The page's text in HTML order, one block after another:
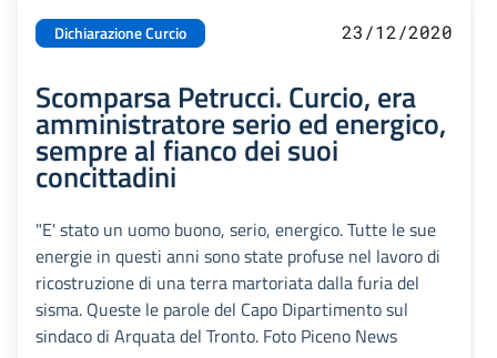
Dichiarazione Curcio 23/12/2020
Scomparsa Petrucci. Curcio, era
amministratore serio ed energico,
sempre al fianco dei suoi
concittadini
"E' stato un uomo buono, serio, energico. Tutte le sue
energie in questi anni sono state profuse nel lavoro di
ricostruzione di una terra martoriata dalla furia del
sisma. Queste le parole del Capo Dipartimento sul
sindaco di Arquata del Tronto. Foto Piceno News